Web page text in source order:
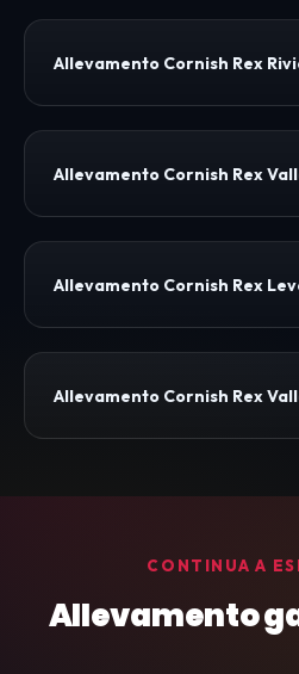
Allevamento Cornish Rex
Allevamento Cornish Rex
Allevamento Cornish Rex
Allevamento Cornish Rex
CONTINUA A
Allevamento